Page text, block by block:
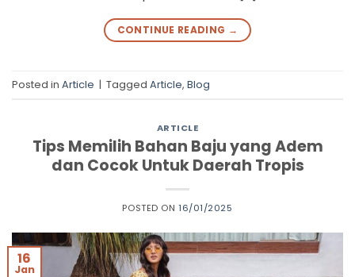
CONTINUE READING →
Posted in Article | Tagged Article, Blog
ARTICLE
Tips Memilih Bahan Baju yang Adem
dan Cocok Untuk Daerah Tropis
POSTED ON 16/01/2025
16
Jan